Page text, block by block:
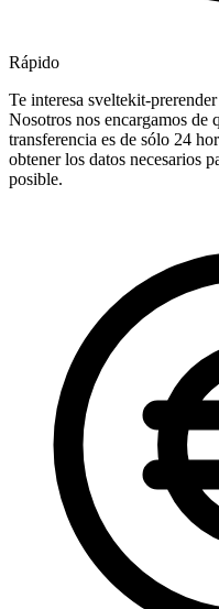
Rápido
Te interesa sveltekit-
Nosotros nos encargamos de
transferencia es de sólo 24
obtener los datos necesarios
posible.